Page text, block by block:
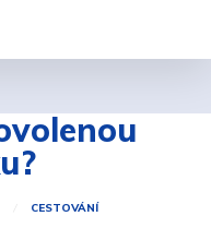
CESTOVÁNÍ